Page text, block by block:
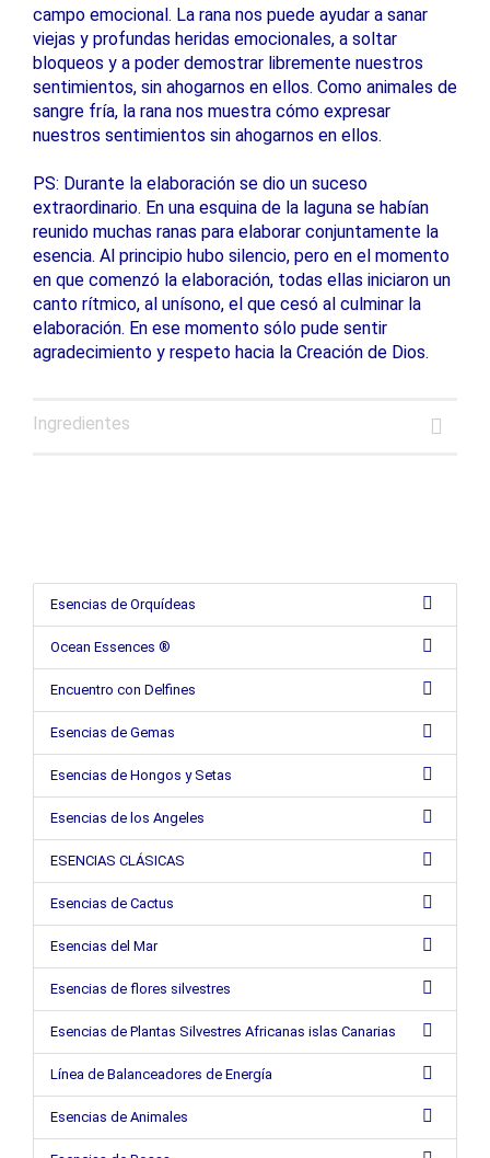
campo emocional. La rana nos puede ayudar a sanar
viejas y profundas heridas emocionales, a soltar
bloqueos y a poder demostrar libremente nuestros
sentimientos, sin ahogarnos en ellos. Como animales de
sangre fría, la rana nos muestra cómo expresar
nuestros sentimientos sin ahogarnos en ellos.
PS: Durante la elaboración se dio un suceso
extraordinario. En una esquina de la laguna se habían
reunido muchas ranas para elaborar conjuntamente la
esencia. Al principio hubo silencio, pero en el momento
en que comenzó la elaboración, todas ellas iniciaron un
canto rítmico, al unísono, el que cesó al culminar la
elaboración. En ese momento sólo pude sentir
agradecimiento y respeto hacia la Creación de Dios.
Ingredientes
Esencias de Orquídeas
Ocean Essences ®
Encuentro con Delfines
Esencias de Gemas
Esencias de Hongos y Setas
Esencias de los Angeles
ESENCIAS CLÁSICAS
Esencias de Cactus
Esencias del Mar
Esencias de flores silvestres
Esencias de Plantas Silvestres Africanas islas Canarias
Línea de Balanceadores de Energía
Esencias de Animales